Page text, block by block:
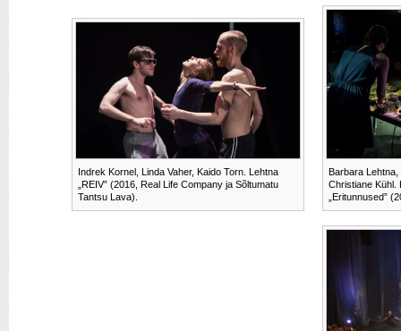
Indrek Kornel, Linda Vaher, Kaido Torn. Lehtna
„REIV” (2016, Real Life Company ja Sõltumatu
Tantsu Lava).
Barbara
Christiane Kühl.
„Eritunnused”